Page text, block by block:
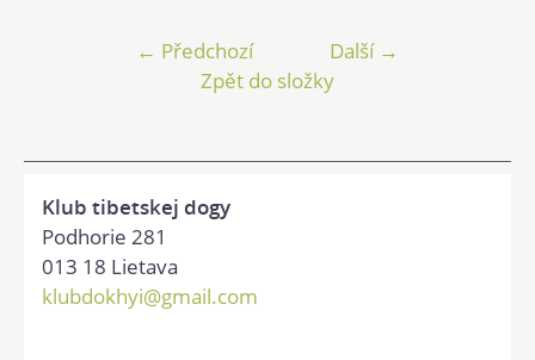
← Předchozí
Další →
Zpět do složky
Klub tibetskej dogy
Podhorie 281
013 18 Lietava
klubdokhyi@gmail.com